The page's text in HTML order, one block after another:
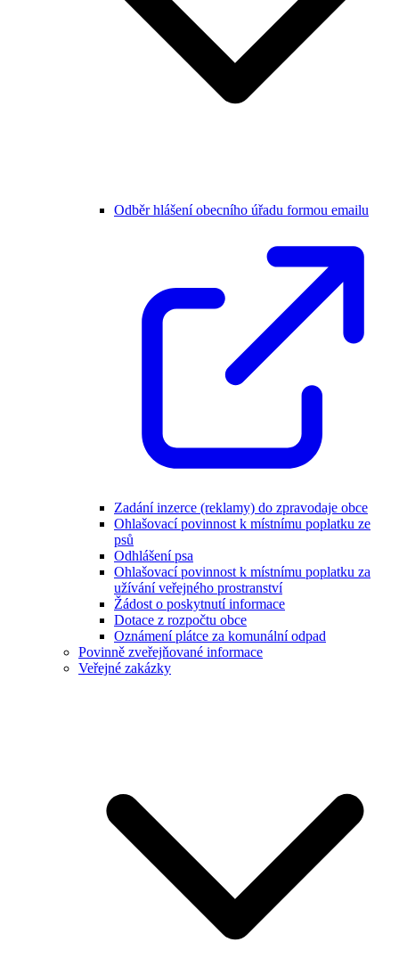
Odběr hlášení obecního úřadu formou emailu
Zadání inzerce (reklamy) do zpravodaje obce
Ohlašovací povinnost k místnímu poplatku ze
psů
Odhlášení psa
Ohlašovací povinnost k místnímu poplatku za
užívání veřejného prostranství
Žádost o poskytnutí informace
Dotace z rozpočtu obce
Oznámení plátce za komunální odpad
Povinně zveřejňované informace
Veřejné zakázky